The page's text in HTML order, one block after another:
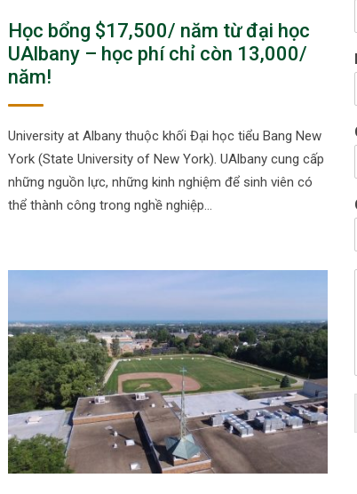
Học bổng $17,500/ năm từ đại học
UAlbany – học phí chỉ còn 13,000/
năm!
University at Albany thuộc khối Đại học tiểu Bang New
York (State University of New York). UAlbany cung cấp
những nguồn lực, những kinh nghiệm để sinh viên có
thể thành công trong nghề nghiệp…